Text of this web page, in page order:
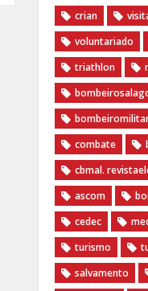
crian
voluntariado
triathlon
combate
cbmal.
ascom
cedec
turismo
salvamento